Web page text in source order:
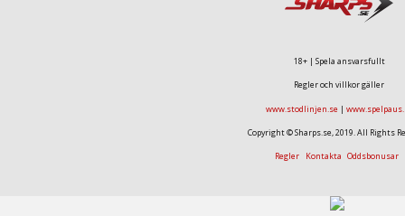
18+ | Spela ansvarsfullt
Regler och villkor gäller
www.stodlinjen.se |
Copyright © Sharps.se, 2019. All Rights
Regler Kontakta Oddsbonusar